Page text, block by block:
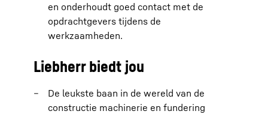
en onderhoudt goed contact met de
opdrachtgevers tijdens de
werkzaamheden.
Liebherr biedt jou
De leukste baan in de wereld van de
constructie machinerie en fundering